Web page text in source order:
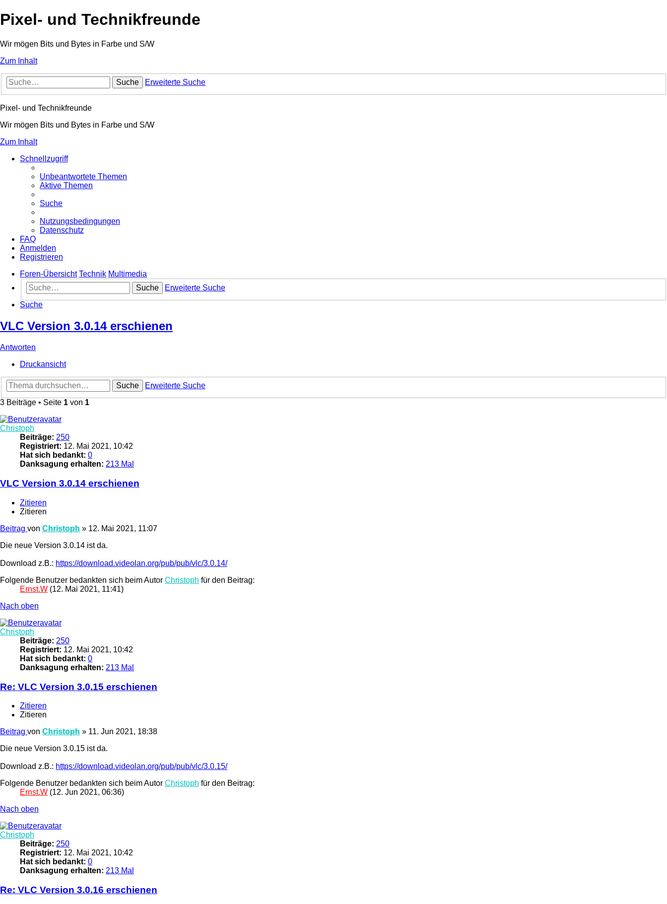
Pixel- und Technikfreunde
Wir mögen Bits und Bytes in Farbe und S/W
Zum Inhalt
Suche Erweiterte Suche
Pixel- und Technikfreunde
Wir mögen Bits und Bytes in Farbe und S/W
Zum Inhalt
Schnellzugriff
Unbeantwortete Themen
Aktive Themen
Suche
Nutzungsbedingungen
Datenschutz
FAQ
Anmelden
Registrieren
Foren-Übersicht Technik Multimedia
Suche
Erweiterte Suche
Suche
VLC Version 3.0.14 erschienen
Antworten
Druckansicht
Suche
Erweiterte Suche
3 Beiträge • Seite 1 von 1
Christoph
Beiträge: 250
Registriert: 12. Mai 2021, 10:42
Hat sich bedankt: 0
Danksagung erhalten: 213 Mal
VLC Version 3.0.14 erschienen
Zitieren
Zitieren
Beitrag von Christoph » 12. Mai 2021, 11:07
Die neue Version 3.0.14 ist da.
Download z.B.: https://download.videolan.org/pub/pub/vlc/3.0.14/
Folgende Benutzer bedankten sich beim Autor Christoph für den Beitrag:
Ernst.W (12. Mai 2021, 11:41)
Nach oben
Christoph
Beiträge: 250
Registriert: 12. Mai 2021, 10:42
Hat sich bedankt: 0
Danksagung erhalten: 213 Mal
Re: VLC Version 3.0.15 erschienen
Zitieren
Zitieren
Beitrag von Christoph » 11. Jun 2021, 18:38
Die neue Version 3.0.15 ist da.
Download z.B.: https://download.videolan.org/pub/pub/vlc/3.0.15/
Folgende Benutzer bedankten sich beim Autor Christoph für den Beitrag:
Ernst.W (12. Jun 2021, 06:36)
Nach oben
Christoph
Beiträge: 250
Registriert: 12. Mai 2021, 10:42
Hat sich bedankt: 0
Danksagung erhalten: 213 Mal
Re: VLC Version 3.0.16 erschienen